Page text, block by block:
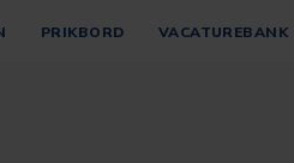
PRIKBORD VACATUREBANK